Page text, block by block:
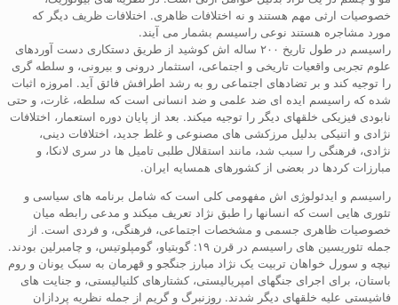
خصوصیات ارثی مهم هستند و نه اختلافات ظاهری. اختلافات ظریف دیگر که
مورد مشاجره هستند نوعی راسیسم بشمار می آیند.
راسیسم در طول تاریخ ۲۰۰ ساله اش کوشید از طریق دستکاری دست آوردهای
علوم تجربی واقعیات تاریخی و اجتماعی، استثمار درونی و بیرونی، و سلطه گری
را توجیه کند و بر تضادهای اجتماعی رو به رشد اطرافش فائق آید. امروزه اثبات
شده که راسیسم ایده ای ضد علمی و ضد انسانی است که سلطه، غارت، و حتی
نابودی فیزیکی خلقهای دیگر را توجیه میکند. بعد از پایان دوره استعمار، اختلافات
نژادی و اتنیکی بدلیل مرزکشی های مصنوعی و غلط جدید، اختلافات دینی،
نژادی، فرهنگی را سبب شد، مانند استقلال طلبی تامیل ها در سری لانکا، و
مبارزات کردها در بعضی از کشورهای همسایه ایران.
راسیسم و ایدئولوژی اش مفهومی کلی است که شامل برنامه های سیاسی و
تئوری هایی است که انسانها را طبق نژاد تعریف میکند و مدعی رابطه میان
خصوصیات ظاهری جسمی و مشخصات اجتماعی، فرهنگی، و فردی است. از
جمله تئوریسین های راسیسم در قرن ۱۹: گوبتیاو، گومپلوتیس، و چامبرلین بودند.
نیچه و سورل خواهان تربیت یک نژاد مبارز جنگجو و قهرمان به سبک یونان و روم
باستان، برای اجرای جنگهای امپریالیستی، کشتارهای کلنیالیستی، و جنایت های
فاشیستی علیه خلقهای دیگر شدند. روزنبرگ و گریم از جمله نظریه پردازان